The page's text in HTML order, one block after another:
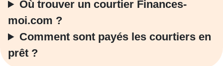
Où trouver un courtier Finances-
moi.com ?
Comment sont payés les courtiers en
prêt ?